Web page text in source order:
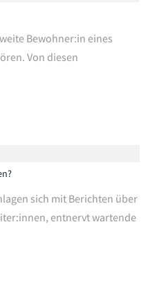
Bewohner:in eines
Von diesen
sich mit Berichten über
entnervt wartende